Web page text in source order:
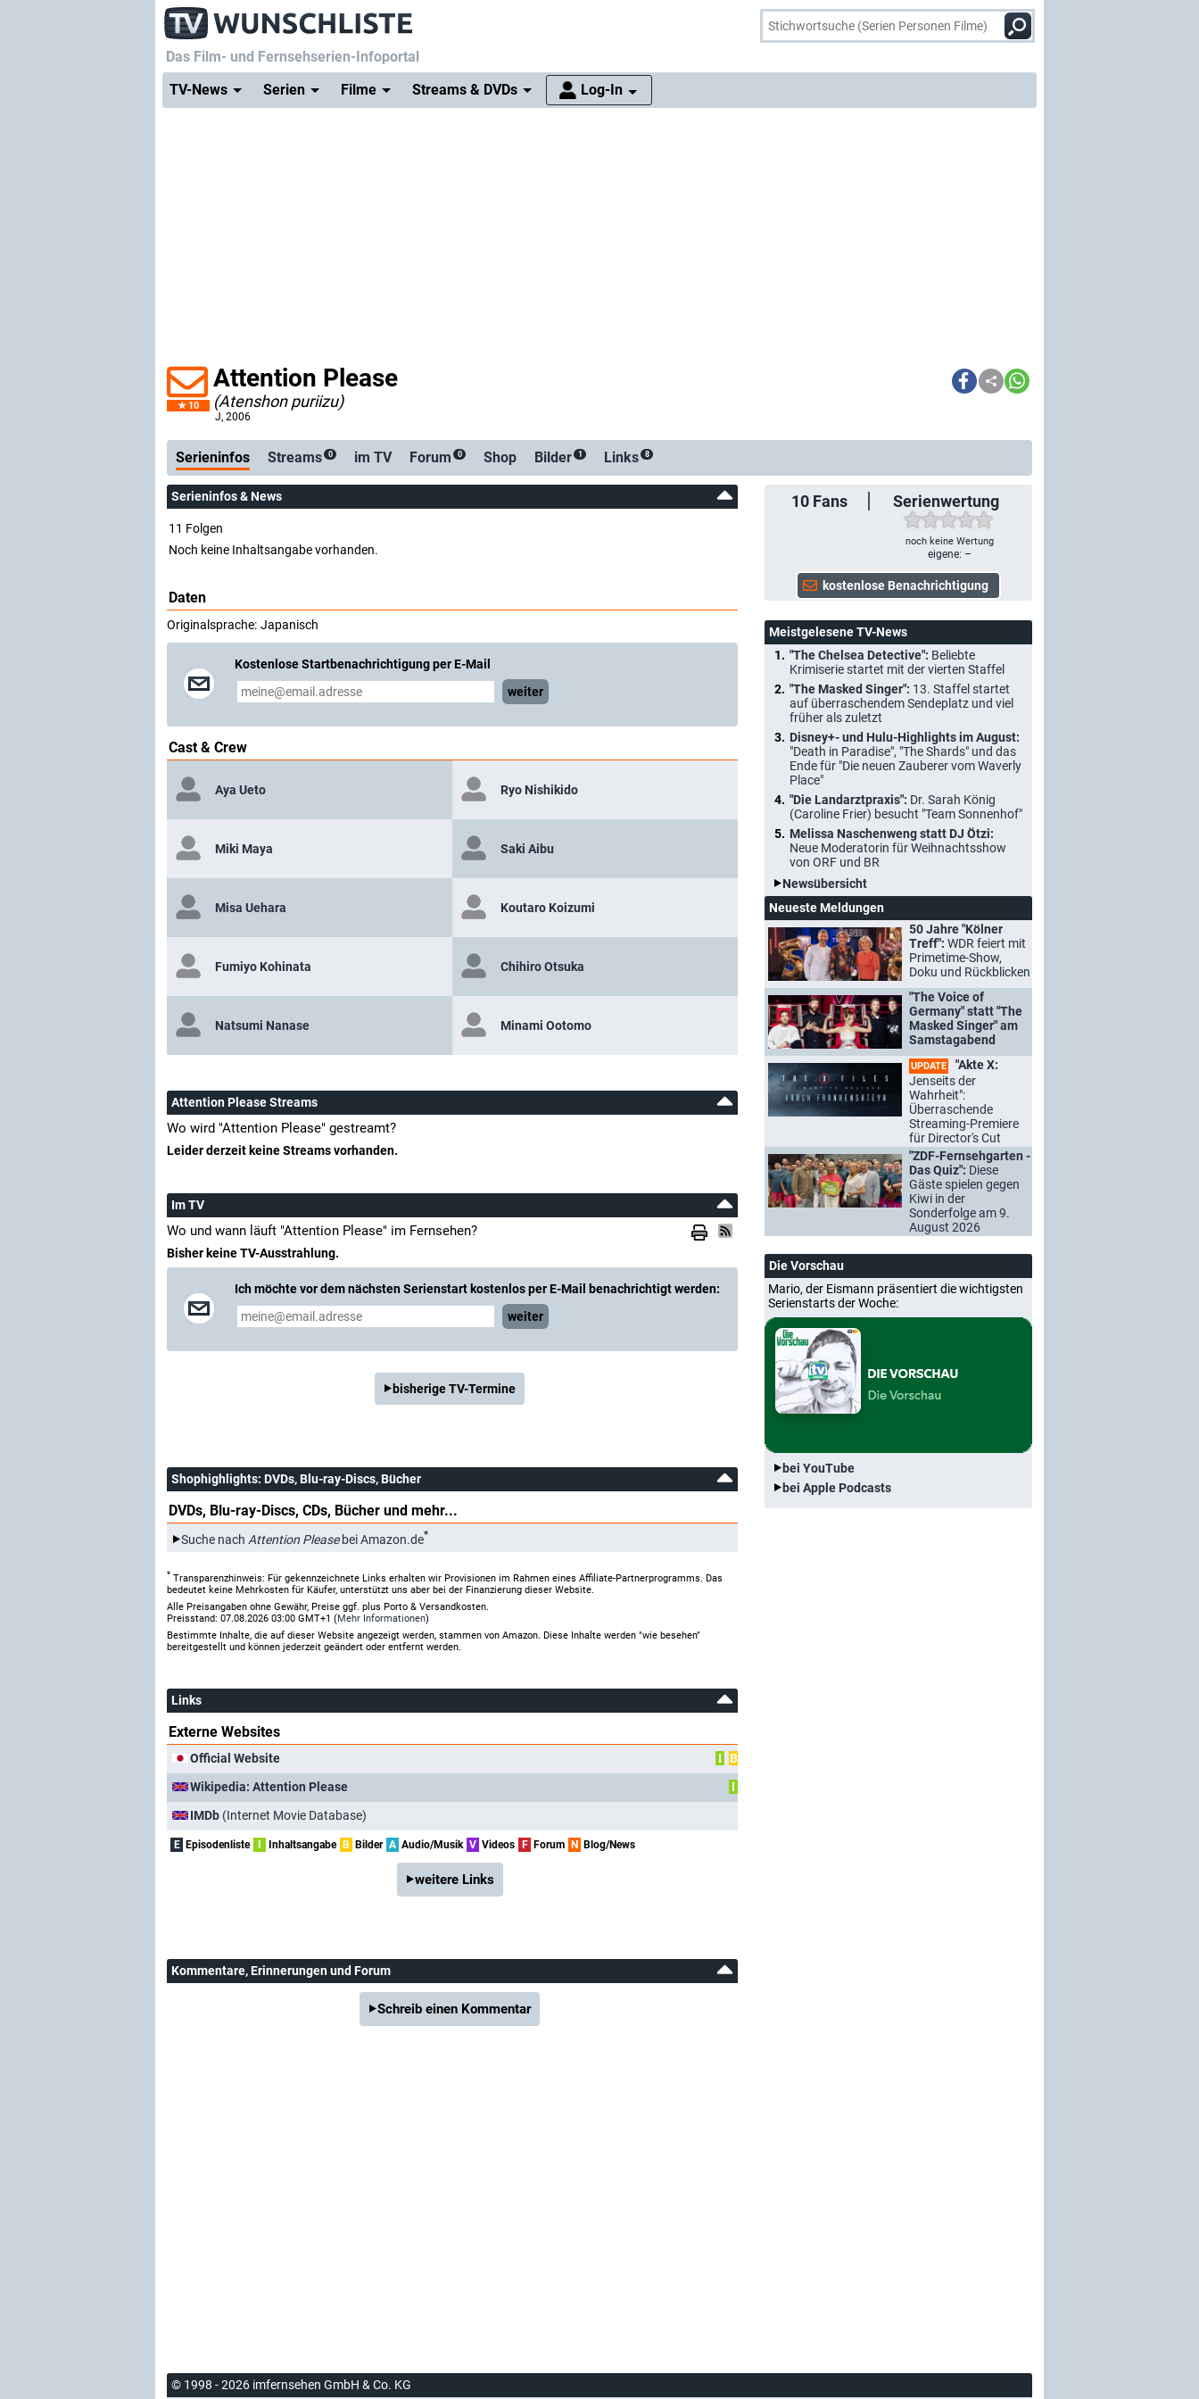
Das Film- und Fernsehserien-Infoportal
TV-News
Serien Filme Streams & DVDs Log-In
10
Attention Please
(Atenshon puriizu)
J, 2006
Serienticker
Serieninfos Streams 0 im TV Forum 0 Shop Bilder 1 Links 8
10 Fans Serienwertung
noch keine Wertung
eigene: –
Serieninfos & News
11 Folgen
Noch keine Inhaltsangabe vorhanden.
Daten
Originalsprache: Japanisch
Kostenlose Startbenachrichtigung per E-Mail
weiter
Cast & Crew
Aya Ueto Ryo Nishikido
Miki Maya Saki Aibu
Misa Uehara Koutaro Koizumi
Fumiyo Kohinata Chihiro Otsuka
Natsumi Nanase Minami Ootomo
Attention Please Streams
Wo wird "Attention Please" gestreamt?
Leider derzeit keine Streams vorhanden.
Im TV
Wo und wann läuft "Attention Please" im Fernsehen?
Bisher keine TV-Ausstrahlung.
Ich möchte vor dem nächsten Serienstart kostenlos per E-Mail benachrichtigt werden:
weiter
bisherige TV-Termine
Shophighlights: DVDs, Blu-ray-Discs, Bücher
DVDs, Blu-ray-Discs, CDs, Bücher und mehr...
Suche nach Attention Pleasebei Amazon.de*
* Transparenzhinweis: Für gekennzeichnete Links erhalten wir Provisionen im Rahmen eines Affiliate-Partnerprogramms. Das
bedeutet keine Mehrkosten für Käufer, unterstützt uns aber bei der Finanzierung dieser Website.
Alle Preisangaben ohne Gewähr, Preise ggf. plus Porto & Versandkosten.
Preisstand: 07.08.2026 03:00 GMT+1 (Mehr Informationen)
Bestimmte Inhalte, die auf dieser Website angezeigt werden, stammen von Amazon. Diese Inhalte werden "wie besehen"
bereitgestellt und können jederzeit geändert oder entfernt werden.
Links
Externe Websites
Official Website I
B
Wikipedia: Attention Please
I
IMDb (Internet Movie Database)
E Episodenliste I Inhaltsangabe B Bilder A Audio/Musik V Videos F Forum N Blog/News
weitere Links
Kommentare, Erinnerungen und Forum
Schreib einen Kommentar
Meistgelesene TV-News
"The Chelsea Detective": Beliebte
Krimiserie startet mit der vierten Staffel
"The Masked Singer": 13. Staffel startet
auf überraschendem Sendeplatz und viel
früher als zuletzt
Disney+- und Hulu-Highlights im August:
"Death in Paradise", "The Shards" und das
Ende für "Die neuen Zauberer vom Waverly
Place"
"Die Landarztpraxis": Dr. Sarah König
(Caroline Frier) besucht "Team Sonnenhof"
Melissa Naschenweng statt DJ Ötzi:
Neue Moderatorin für Weihnachtsshow
von ORF und BR
Newsübersicht
Neueste Meldungen
50 Jahre "Kölner
Treff": WDR feiert mit
Primetime-Show,
Doku und Rückblicken
"The Voice of
Germany" statt "The
Masked Singer" am
Samstagabend
UPDATE
"Akte X:
Jenseits der
Wahrheit":
Überraschende
Streaming-Premiere
für Director's Cut
"ZDF-Fernsehgarten -
Das Quiz": Diese
Gäste spielen gegen
Kiwi in der
Sonderfolge am 9.
August 2026
Die Vorschau
Mario, der Eismann präsentiert die wichtigsten
Serienstarts der Woche:
bei YouTube
bei Apple Podcasts
© 1998 - 2026 imfernsehen GmbH & Co. KG